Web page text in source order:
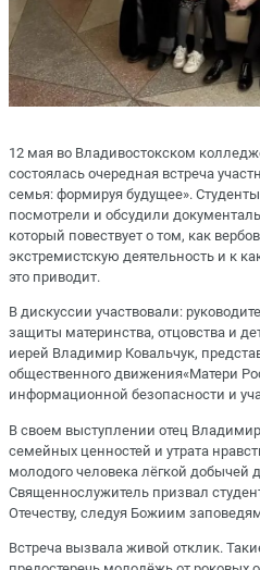
12 мая во Владивостокском
состоялась очередная встреча
семья: формируя будущее».
посмотрели и обсудили
который повествует о том, как
экстремистскую деятельность и к
это приводит.
В дискуссии участвовали:
защиты материнства, отцовства и
иерей Владимир Ковальчук,
общественного движения«Матери
информационной безопасности и
В своем выступлении отец
семейных ценностей и утрата
молодого человека лёгкой добычей
Священнослужитель призвал
Отечеству, следуя Божиим
Встреча вызвала живой отклик.